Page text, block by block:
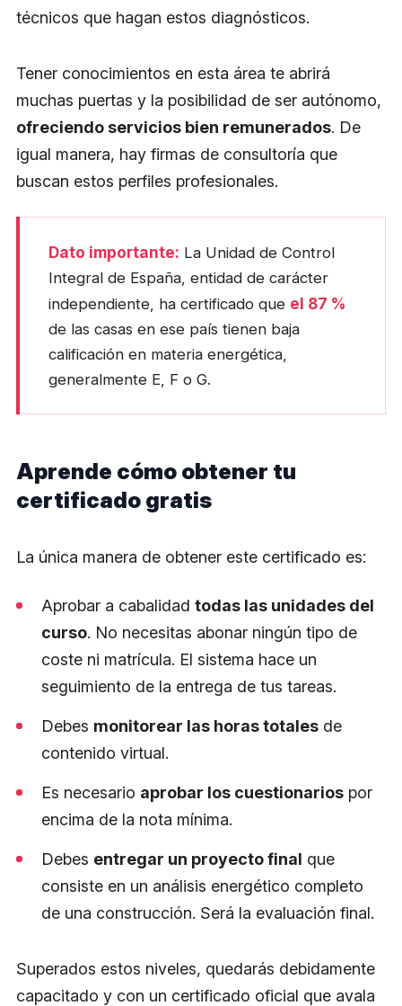
técnicos que hagan estos diagnósticos.
Tener conocimientos en esta área te abrirá
muchas puertas y la posibilidad de ser autónomo,
ofreciendo servicios bien remunerados. De
igual manera, hay firmas de consultoría que
buscan estos perfiles profesionales.
Dato importante: La Unidad de Control
Integral de España, entidad de carácter
independiente, ha certificado que el 87 %
de las casas en ese país tienen baja
calificación en materia energética,
generalmente E, F o G.
Aprende cómo obtener tu
certificado gratis
La única manera de obtener este certificado es:
Aprobar a cabalidad todas las unidades del
curso. No necesitas abonar ningún tipo de
coste ni matrícula. El sistema hace un
seguimiento de la entrega de tus tareas.
Debes monitorear las horas totales de
contenido virtual.
Es necesario aprobar los cuestionarios por
encima de la nota mínima.
Debes entregar un proyecto final que
consiste en un análisis energético completo
de una construcción. Será la evaluación final.
Superados estos niveles, quedarás debidamente
capacitado y con un certificado oficial que avala